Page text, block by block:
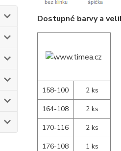
Dostupné barvy a
158-100
2 ks
164-108
2 ks
170-116
2 ks
176-108
1 ks